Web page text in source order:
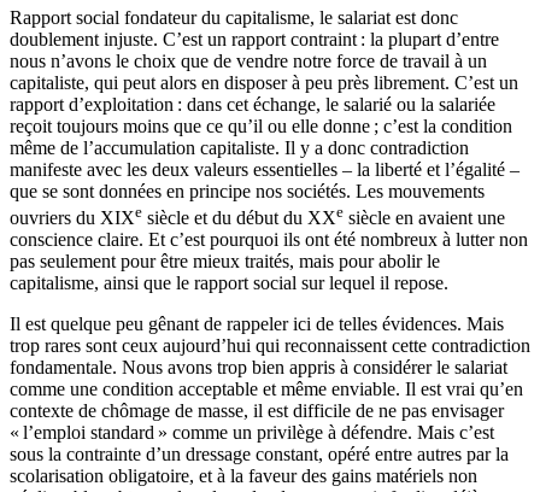
Rapport social fondateur du capitalisme, le salariat est donc
doublement injuste. C’est un rapport contraint : la plupart d’entre
nous n’avons le choix que de vendre notre force de travail à un
capitaliste, qui peut alors en disposer à peu près librement. C’est un
rapport d’exploitation : dans cet échange, le salarié ou la salariée
reçoit toujours moins que ce qu’il ou elle donne ; c’est la condition
même de l’accumulation capitaliste. Il y a donc contradiction
manifeste avec les deux valeurs essentielles – la liberté et l’égalité –
que se sont données en principe nos sociétés. Les mouvements
ouvriers du XIXe siècle et du début du XXe siècle en avaient une
conscience claire. Et c’est pourquoi ils ont été nombreux à lutter non
pas seulement pour être mieux traités, mais pour abolir le
capitalisme, ainsi que le rapport social sur lequel il repose.
Il est quelque peu gênant de rappeler ici de telles évidences. Mais
trop rares sont ceux aujourd’hui qui reconnaissent cette contradiction
fondamentale. Nous avons trop bien appris à considérer le salariat
comme une condition acceptable et même enviable. Il est vrai qu’en
contexte de chômage de masse, il est difficile de ne pas envisager
« l’emploi standard » comme un privilège à défendre. Mais c’est
sous la contrainte d’un dressage constant, opéré entre autres par la
scolarisation obligatoire, et à la faveur des gains matériels non